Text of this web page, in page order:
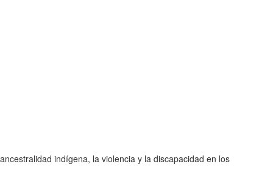
indígena, la violencia y la discapacidad en los